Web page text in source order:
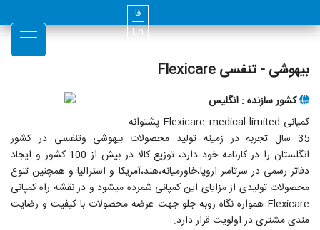
فا
En
بیهوشی - تنفسی Flexicare
کشور سازنده : انگلیس
کمپانی Flexicare medical limited پشتوانه
35 سال تجربه در زمینه تولید محصولات بیهوشی وتنفسی در کشور
انگلستان را در کارنامه خود دارد، توزیع کالا در بیش از 100 کشور و ایجاد
دفاتر رسمی در سرتاسر اروپا،خاورمیانه،هند،آمریکا و استرالیا و همچنین تنوع
محصولات تولیدی از مزایای این کمپانی شمرده میشود و در نقشه راه کمپانی
Flexicare همواره نگاه روبه جلو جهت عرضه محصولات با کیفیت و رضایت
مندی مشتری در اولویت قرار دارد.